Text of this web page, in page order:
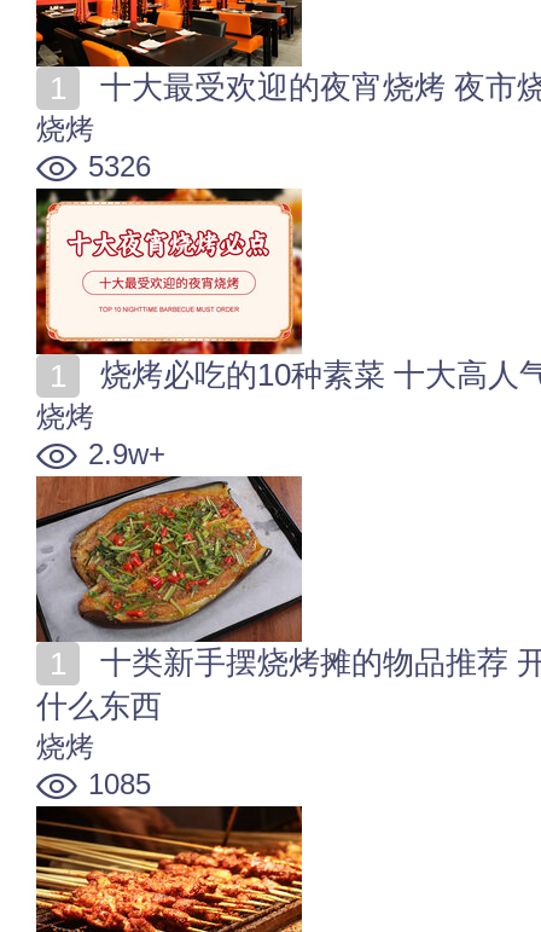
十大最受欢迎的夜宵烧烤 夜市
烧烤
5326
烧烤必吃的10种素菜 十大高人
烧烤
2.9w+
什么东西
烧烤
1085